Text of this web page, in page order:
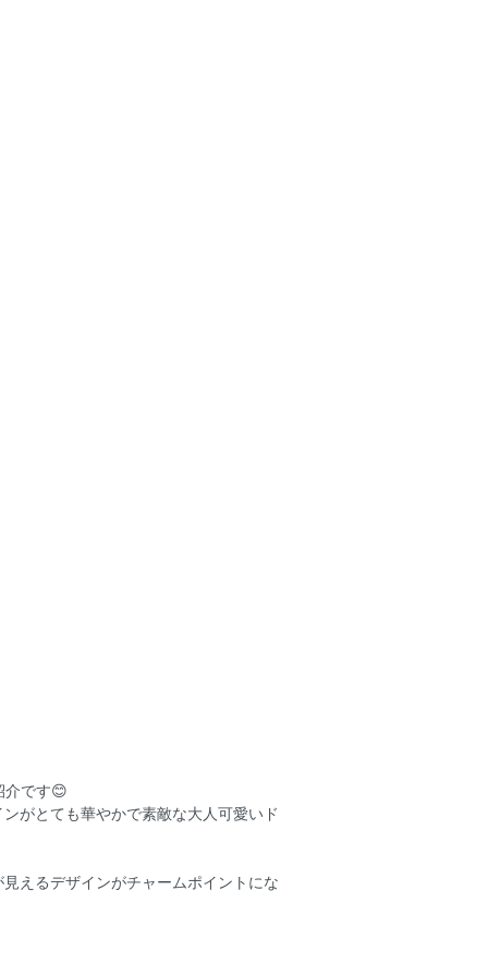
介です😊
がとても華やかで素敵な大人可愛いド
えるデザインがチャームポイントにな